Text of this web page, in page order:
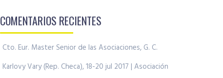
COMENTARIOS RECIENTES
Cto. Eur. Master Senior de las Asociaciones, G. C.
Karlovy Vary (Rep. Checa), 18-20 jul 2017 | Asociación